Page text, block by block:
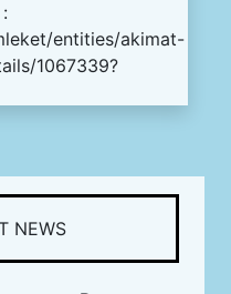
entities/akimat-
1067339?
NEWS